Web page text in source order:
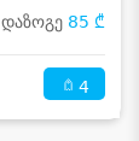
დაზოგე 85 ₾
4